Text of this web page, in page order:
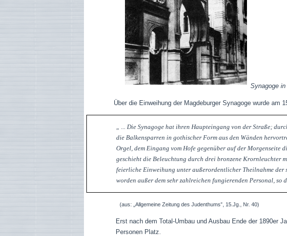
Synagoge
Über die Einweihung der Magdeburger Synagoge wurde am
„ ... Die Synagoge hat ihren Haupteingang von der Straße;
die Balkensparren in gothischer Form aus den Wänden
Orgel, dem Eingang vom Hofe gegenüber auf der Morgenseite
geschieht die Beleuchtung durch drei bronzene Krornleuchter
feierliche Einweihung unter außerordentlicher Theilnahme der
worden außer dem sehr zahlreichen fungierenden Personal, so
(aus: „Allgemeine Zeitung des Judenthums”, 15.Jg., Nr. 40)
Erst nach dem Total-Umbau und Ausbau Ende der 1890er
Personen Platz.